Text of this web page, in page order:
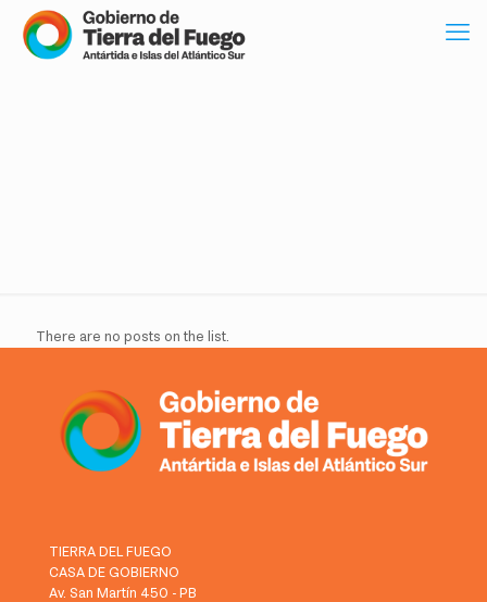
There are no posts on the list.
TIERRA DEL FUEGO
CASA DE GOBIERNO
Av. San Martín 450 - PB